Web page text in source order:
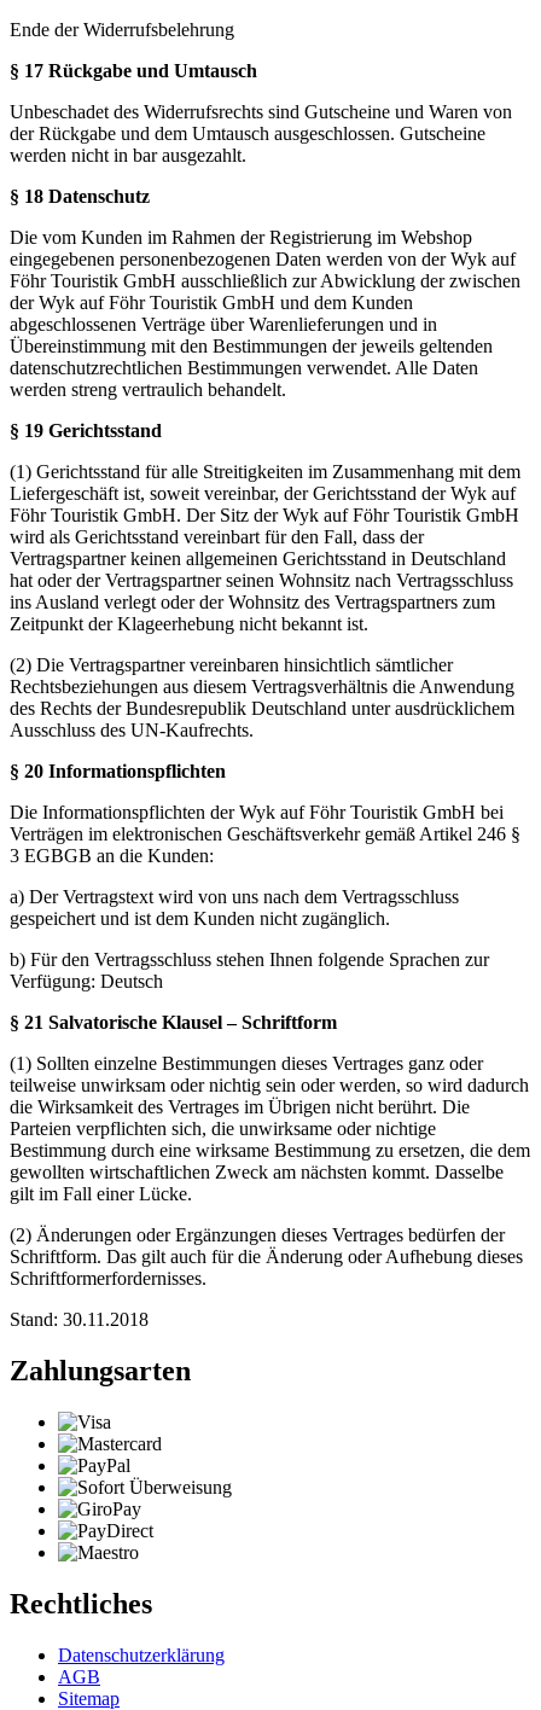
Ende der Widerrufsbelehrung
§ 17 Rückgabe und Umtausch
Unbeschadet des Widerrufsrechts sind Gutscheine und Waren von
der Rückgabe und dem Umtausch ausgeschlossen. Gutscheine
werden nicht in bar ausgezahlt.
§ 18 Datenschutz
Die vom Kunden im Rahmen der Registrierung im Webshop
eingegebenen personenbezogenen Daten werden von der Wyk auf
Föhr Touristik GmbH ausschließlich zur Abwicklung der zwischen
der Wyk auf Föhr Touristik GmbH und dem Kunden
abgeschlossenen Verträge über Warenlieferungen und in
Übereinstimmung mit den Bestimmungen der jeweils geltenden
datenschutzrechtlichen Bestimmungen verwendet. Alle Daten
werden streng vertraulich behandelt.
§ 19 Gerichtsstand
(1) Gerichtsstand für alle Streitigkeiten im Zusammenhang mit dem
Liefergeschäft ist, soweit vereinbar, der Gerichtsstand der Wyk auf
Föhr Touristik GmbH. Der Sitz der Wyk auf Föhr Touristik GmbH
wird als Gerichtsstand vereinbart für den Fall, dass der
Vertragspartner keinen allgemeinen Gerichtsstand in Deutschland
hat oder der Vertragspartner seinen Wohnsitz nach Vertragsschluss
ins Ausland verlegt oder der Wohnsitz des Vertragspartners zum
Zeitpunkt der Klageerhebung nicht bekannt ist.
(2) Die Vertragspartner vereinbaren hinsichtlich sämtlicher
Rechtsbeziehungen aus diesem Vertragsverhältnis die Anwendung
des Rechts der Bundesrepublik Deutschland unter ausdrücklichem
Ausschluss des UN-Kaufrechts.
§ 20 Informationspflichten
Die Informationspflichten der Wyk auf Föhr Touristik GmbH bei
Verträgen im elektronischen Geschäftsverkehr gemäß Artikel 246 §
3 EGBGB an die Kunden:
a) Der Vertragstext wird von uns nach dem Vertragsschluss
gespeichert und ist dem Kunden nicht zugänglich.
b) Für den Vertragsschluss stehen Ihnen folgende Sprachen zur
Verfügung: Deutsch
§ 21 Salvatorische Klausel – Schriftform
(1) Sollten einzelne Bestimmungen dieses Vertrages ganz oder
teilweise unwirksam oder nichtig sein oder werden, so wird dadurch
die Wirksamkeit des Vertrages im Übrigen nicht berührt. Die
Parteien verpflichten sich, die unwirksame oder nichtige
Bestimmung durch eine wirksame Bestimmung zu ersetzen, die dem
gewollten wirtschaftlichen Zweck am nächsten kommt. Dasselbe
gilt im Fall einer Lücke.
(2) Änderungen oder Ergänzungen dieses Vertrages bedürfen der
Schriftform. Das gilt auch für die Änderung oder Aufhebung dieses
Schriftformerfordernisses.
Stand: 30.11.2018
Zahlungsarten
Rechtliches
Datenschutzerklärung
AGB
Sitemap